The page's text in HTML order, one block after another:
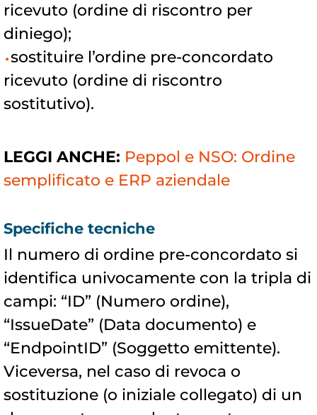
ricevuto (ordine di riscontro per
diniego);
sostituire l’ordine pre-concordato
ricevuto (ordine di riscontro
sostitutivo).
LEGGI ANCHE: Peppol e NSO: Ordine
semplificato e ERP aziendale
Specifiche tecniche
Il numero di ordine pre-concordato si
identifica univocamente con la tripla di
campi: “ID” (Numero ordine),
“IssueDate” (Data documento) e
“EndpointID” (Soggetto emittente).
Viceversa, nel caso di revoca o
sostituzione (o iniziale collegato) di un